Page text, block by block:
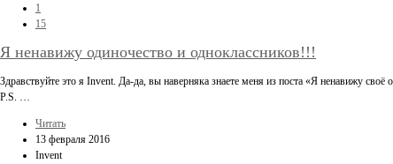
1
15
Я ненавижу одиночество и одноклассников!!!
Здравствуйте это я Invent. Да-да, вы наверняка знаете меня из поста «Я ненавижу
P.S. …
Читать
13 февраля 2016
Invent